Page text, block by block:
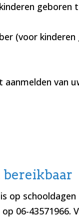
geboren
(voor kinderen
van
op
06-43571966.